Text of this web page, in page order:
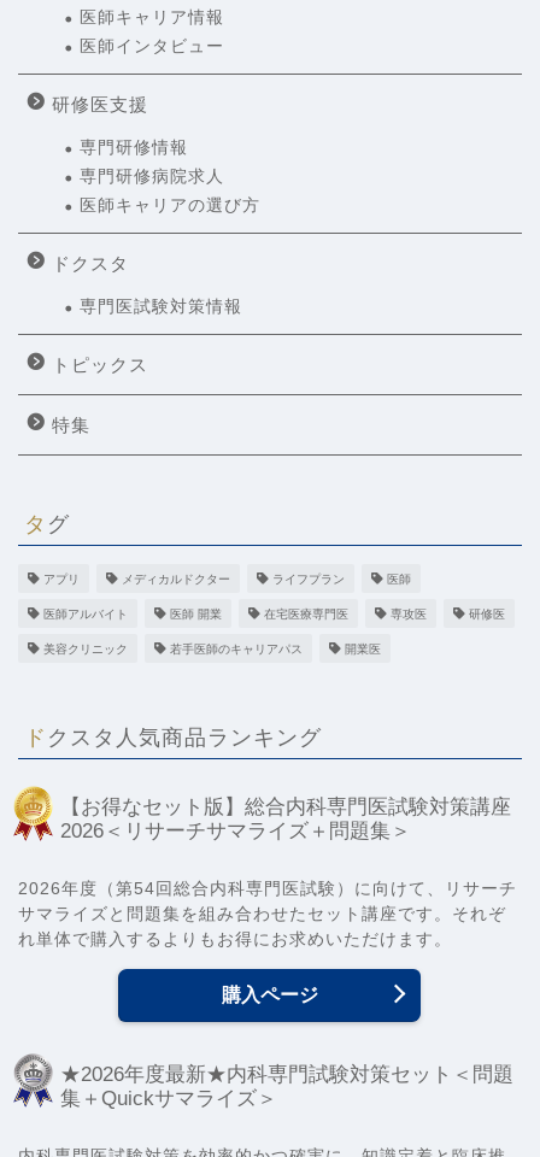
医師キャリア情報
医師インタビュー
研修医支援
専門研修情報
専門研修病院求人
医師キャリアの選び方
ドクスタ
専門医試験対策情報
トピックス
特集
タグ
アプリ メディカルドクター ライフプラン 医師
医師アルバイト 医師 開業 在宅医療専門医 専攻医 研修医
美容クリニック 若手医師のキャリアパス 開業医
ドクスタ人気商品ランキング
【お得なセット版】総合内科専門医試験対策講座
2026＜リサーチサマライズ＋問題集＞
2026年度（第54回総合内科専門医試験）に向けて、リサーチ
サマライズと問題集を組み合わせたセット講座です。それぞ
れ単体で購入するよりもお得にお求めいただけます。
購入ページ
★2026年度最新★内科専門試験対策セット＜問題
集＋Quickサマライズ＞